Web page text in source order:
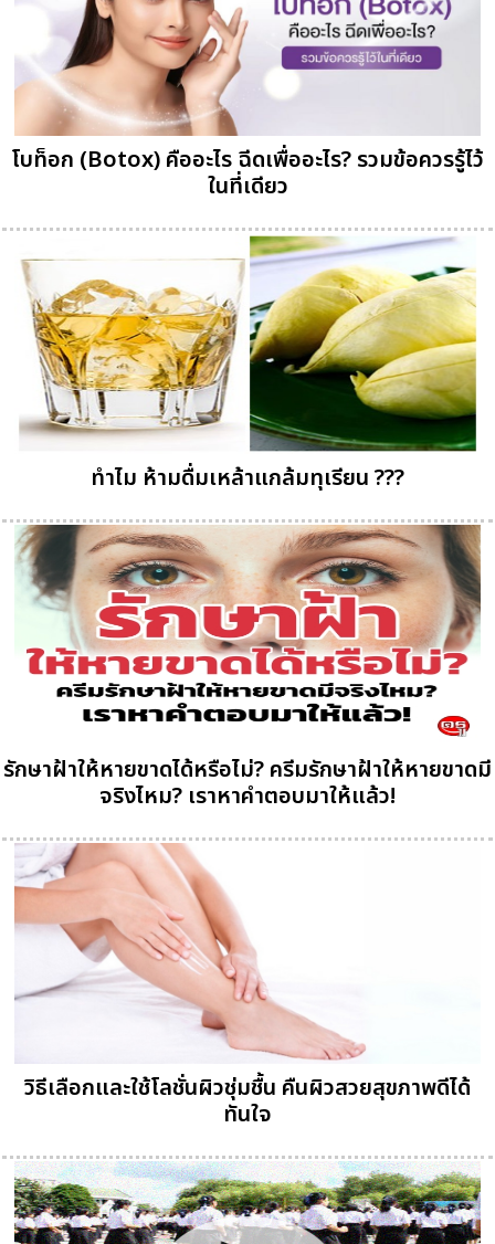
โบท็อก (Botox) คืออะไร ฉีดเพื่ออะไร? รวมข้อควรรู้ไว้
ในที่เดียว
ทำไม ห้ามดื่มเหล้าแกล้มทุเรียน ???
รักษาฝ้าให้หายขาดได้หรือไม่? ครีมรักษาฝ้าให้หายขาดมี
จริงไหม? เราหาคำตอบมาให้แล้ว!
วิธีเลือกและใช้โลชั่นผิวชุ่มชื้น คืนผิวสวยสุขภาพดีได้
ทันใจ